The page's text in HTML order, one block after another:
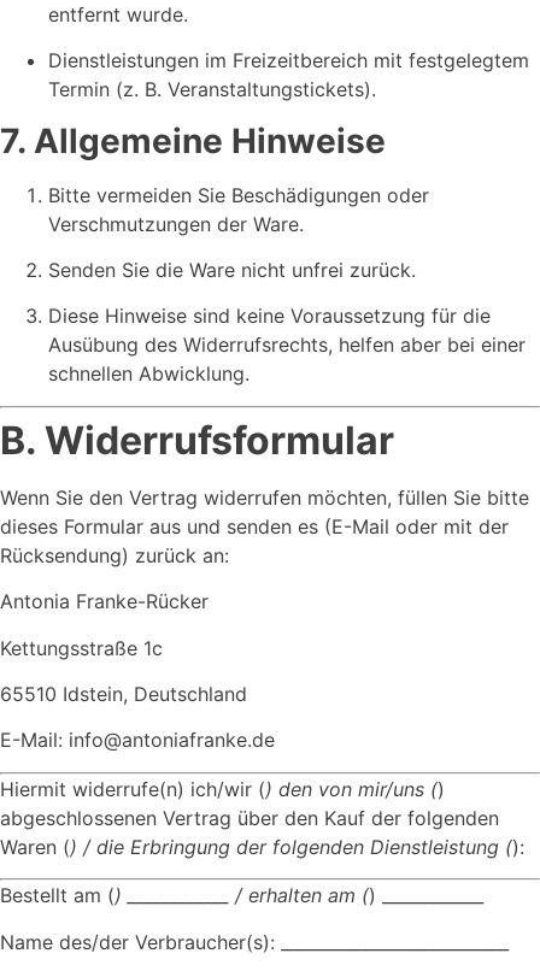
entfernt wurde.
Dienstleistungen im Freizeitbereich mit festgelegtem
Termin (z. B. Veranstaltungstickets).
7. Allgemeine Hinweise
Bitte vermeiden Sie Beschädigungen oder
Verschmutzungen der Ware.
Senden Sie die Ware nicht unfrei zurück.
Diese Hinweise sind keine Voraussetzung für die
Ausübung des Widerrufsrechts, helfen aber bei einer
schnellen Abwicklung.
B. Widerrufsformular
Wenn Sie den Vertrag widerrufen möchten, füllen Sie bitte
dieses Formular aus und senden es (E-Mail oder mit der
Rücksendung) zurück an:
Antonia Franke-Rücker
Kettungsstraße 1c
65510 Idstein, Deutschland
E-Mail: info@antoniafranke.de
Hiermit widerrufe(n) ich/wir () den von mir/uns ()
abgeschlossenen Vertrag über den Kauf der folgenden
Waren () / die Erbringung der folgenden Dienstleistung ():
Bestellt am () ____________ / erhalten am () ____________
Name des/der Verbraucher(s): ___________________________